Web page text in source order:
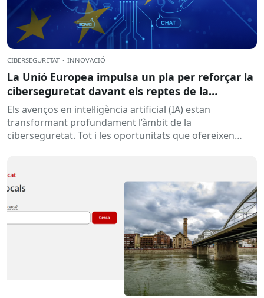
CIBERSEGURETAT · INNOVACIÓ
La Unió Europea impulsa un pla per reforçar la
ciberseguretat davant els reptes de la
intel·ligència artificial
Els avenços en intel·ligència artificial (IA) estan
transformant profundament l’àmbit de la
ciberseguretat. Tot i les oportunitats que ofereixen